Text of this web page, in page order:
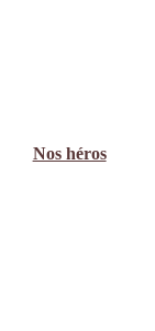
Nos héros